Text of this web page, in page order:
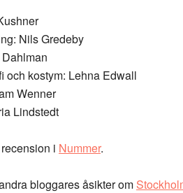
Nils Gredeby
och kostym: Lehna Edwall
Wenner
Lindstedt
i Nummer.
bloggares åsikter om